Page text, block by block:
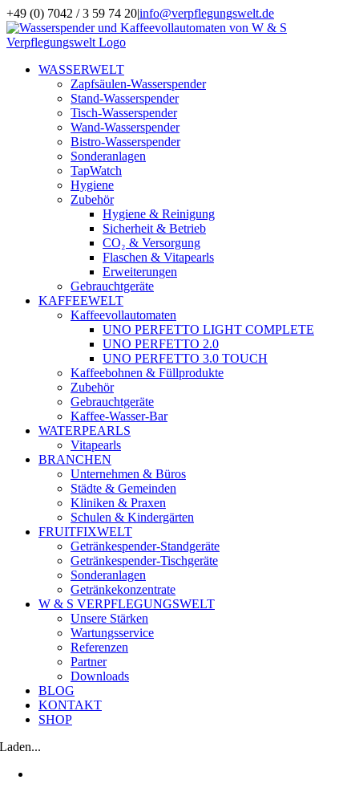
Zum
Inhalt
springen
+49 (0) 7042 / 3 59 74 20|info@verpflegungswelt.de
Facebook
LinkedIn
Xing
Instagram
WASSERWELT
Zapfsäulen-Wasserspender
Stand-Wasserspender
Tisch-Wasserspender
Wand-Wasserspender
Bistro-Wasserspender
Sonderanlagen
TapWatch
Hygiene
Zubehör
Hygiene & Reinigung
Sicherheit & Betrieb
CO₂ & Versorgung
Flaschen & Vitapearls
Erweiterungen
Gebrauchtgeräte
KAFFEEWELT
Kaffeevollautomaten
UNO PERFETTO LIGHT COMPLETE
UNO PERFETTO 2.0
UNO PERFETTO 3.0 TOUCH
Kaffeebohnen & Füllprodukte
Zubehör
Gebrauchtgeräte
Kaffee-Wasser-Bar
WATERPEARLS
Vitapearls
BRANCHEN
Unternehmen & Büros
Städte & Gemeinden
Kliniken & Praxen
Schulen & Kindergärten
FRUITFIXWELT
Getränkespender-Standgeräte
Getränkespender-Tischgeräte
Sonderanlagen
Getränkekonzentrate
W & S VERPFLEGUNGSWELT
Unsere Stärken
Wartungsservice
Referenzen
Partner
Downloads
BLOG
KONTAKT
SHOP
Laden...